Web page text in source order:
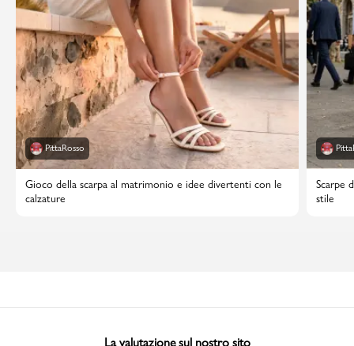
PittaRosso
Gioco della scarpa al matrimonio e idee divertenti con le
calzature
Scarpe
stile
La valutazione sul nostro sito